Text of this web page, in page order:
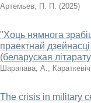
Артемьев, П. П. (2025)
"Хоць нямнога
праектнай
(беларуская
Шарапава, А.;
The crisis in military